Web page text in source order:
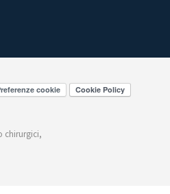
cookie
chirurgici,